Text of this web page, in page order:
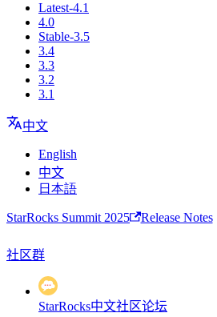
Latest-4.1
4.0
Stable-3.5
3.4
3.3
3.2
3.1
中文
English
中文
日本語
StarRocks Summit 2025 Release Notes
社区群
StarRocks中文社区论坛